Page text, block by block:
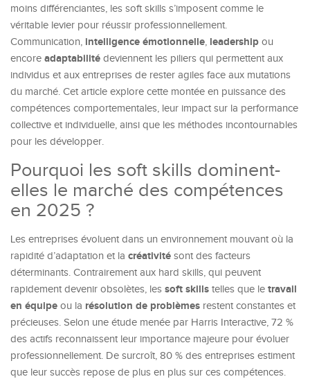
moins différenciantes, les soft skills s’imposent comme le
véritable levier pour réussir professionnellement.
Communication, intelligence émotionnelle, leadership ou
encore adaptabilité deviennent les piliers qui permettent aux
individus et aux entreprises de rester agiles face aux mutations
du marché. Cet article explore cette montée en puissance des
compétences comportementales, leur impact sur la performance
collective et individuelle, ainsi que les méthodes incontournables
pour les développer.
Pourquoi les soft skills dominent-
elles le marché des compétences
en 2025 ?
Les entreprises évoluent dans un environnement mouvant où la
rapidité d’adaptation et la créativité sont des facteurs
déterminants. Contrairement aux hard skills, qui peuvent
rapidement devenir obsolètes, les soft skills telles que le travail
en équipe ou la résolution de problèmes restent constantes et
précieuses. Selon une étude menée par Harris Interactive, 72 %
des actifs reconnaissent leur importance majeure pour évoluer
professionnellement. De surcroît, 80 % des entreprises estiment
que leur succès repose de plus en plus sur ces compétences.